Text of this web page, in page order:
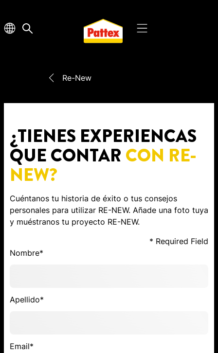
Re-New
¿TIENES EXPERIENCAS
QUE CONTAR CON RE-
NEW?
Cuéntanos tu historia de éxito o tus consejos
personales para utilizar RE-NEW. Añade una foto tuya
y muéstranos tu proyecto RE-NEW.
* Required Field
Nombre*
Apellido*
Email*